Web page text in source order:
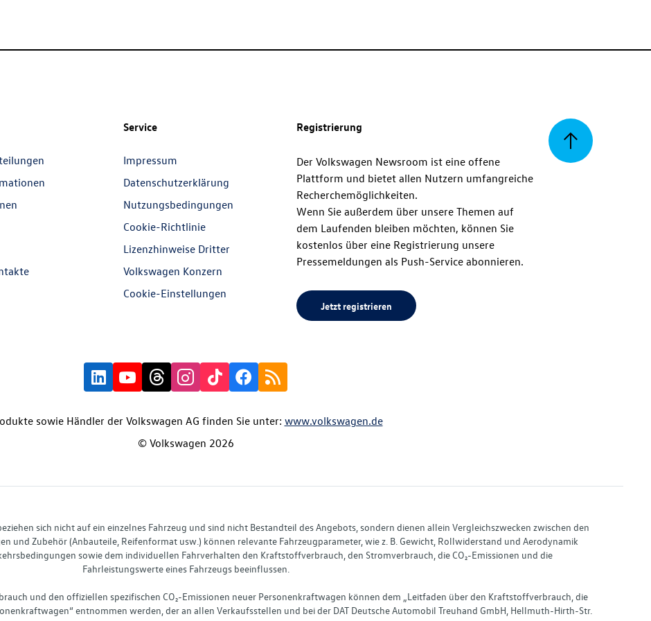
Zurück
Service
Impressum
Datenschutzerklärung
Nutzungsbedingungen
Cookie-Richtlinie
Lizenzhinweise Dritter
Volkswagen Konzern
Cookie-Einstellungen
Registrierung
Der Volkswagen Newsroom ist eine offene
Plattform und bietet allen Nutzern umfangreiche
Recherchemöglichkeiten.
Wenn Sie außerdem über unsere Themen auf
dem Laufenden bleiben möchten, können Sie
kostenlos über eine Registrierung unsere
Pressemeldungen als Push-Service abonnieren.
Jetzt registrieren
sowie Händler der Volkswagen AG finden Sie unter: www.volkswagen.de
© Volkswagen 2026
sich nicht auf ein einzelnes Fahrzeug und sind nicht Bestandteil des Angebots, sondern dienen allein Vergleichszwecken zwischen den
und Zubehör (Anbauteile, Reifenformat usw.) können relevante Fahrzeugparameter, wie z. B. Gewicht, Rollwiderstand und Aerodynamik
sowie dem individuellen Fahrverhalten den Kraftstoffverbrauch, den Stromverbrauch, die CO₂-Emissionen und die
Fahrleistungswerte eines Fahrzeugs beeinflussen.
und den offiziellen spezifischen CO₂-Emissionen neuer Personenkraftwagen können dem „Leitfaden über den Kraftstoffverbrauch, die
entnommen werden, der an allen Verkaufsstellen und bei der DAT Deutsche Automobil Treuhand GmbH, Hellmuth-Hirth-Str.